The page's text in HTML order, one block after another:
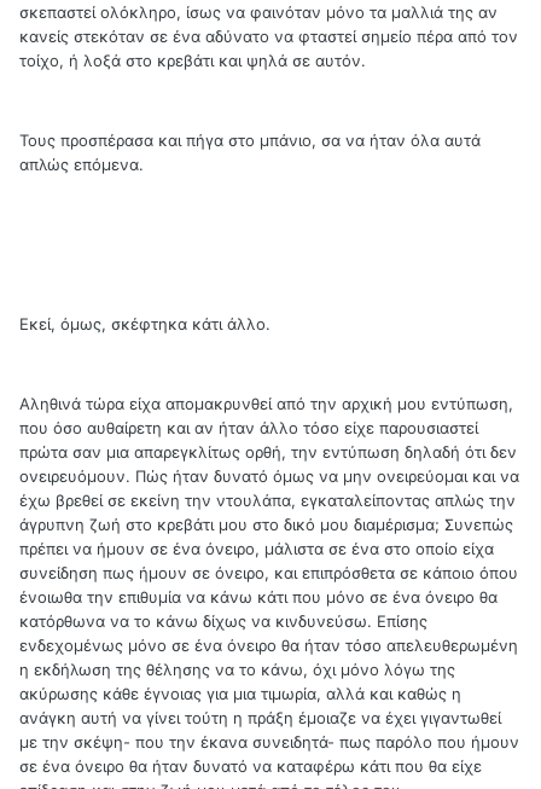
σκεπαστεί ολόκληρο, ίσως να φαινόταν μόνο τα μαλλιά της αν
κανείς στεκόταν σε ένα αδύνατο να φταστεί σημείο πέρα από τον
τοίχο, ή λοξά στο κρεβάτι και ψηλά σε αυτόν.
Τους προσπέρασα και πήγα στο μπάνιο, σα να ήταν όλα αυτά
απλώς επόμενα.
Εκεί, όμως, σκέφτηκα κάτι άλλο.
Αληθινά τώρα είχα απομακρυνθεί από την αρχική μου εντύπωση,
που όσο αυθαίρετη και αν ήταν άλλο τόσο είχε παρουσιαστεί
πρώτα σαν μια απαρεγκλίτως ορθή, την εντύπωση δηλαδή ότι δεν
ονειρευόμουν. Πώς ήταν δυνατό όμως να μην ονειρεύομαι και να
έχω βρεθεί σε εκείνη την ντουλάπα, εγκαταλείποντας απλώς την
άγρυπνη ζωή στο κρεβάτι μου στο δικό μου διαμέρισμα; Συνεπώς
πρέπει να ήμουν σε ένα όνειρο, μάλιστα σε ένα στο οποίο είχα
συνείδηση πως ήμουν σε όνειρο, και επιπρόσθετα σε κάποιο όπου
ένοιωθα την επιθυμία να κάνω κάτι που μόνο σε ένα όνειρο θα
κατόρθωνα να το κάνω δίχως να κινδυνεύσω. Επίσης
ενδεχομένως μόνο σε ένα όνειρο θα ήταν τόσο απελευθερωμένη
η εκδήλωση της θέλησης να το κάνω, όχι μόνο λόγω της
ακύρωσης κάθε έγνοιας για μια τιμωρία, αλλά και καθώς η
ανάγκη αυτή να γίνει τούτη η πράξη έμοιαζε να έχει γιγαντωθεί
με την σκέψη- που την έκανα συνειδητά- πως παρόλο που ήμουν
σε ένα όνειρο θα ήταν δυνατό να καταφέρω κάτι που θα είχε